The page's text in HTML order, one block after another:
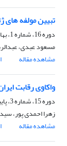
تبیین مولفه های
دوره 16، شماره 1، بهار 1399، صفحه
مسعود عبدی،
مشاهده مقاله
واکاوی رقابت
دوره 15، شماره 3، پاییز 1398، صفحه
زهرا احمدی پور،
مشاهده مقاله